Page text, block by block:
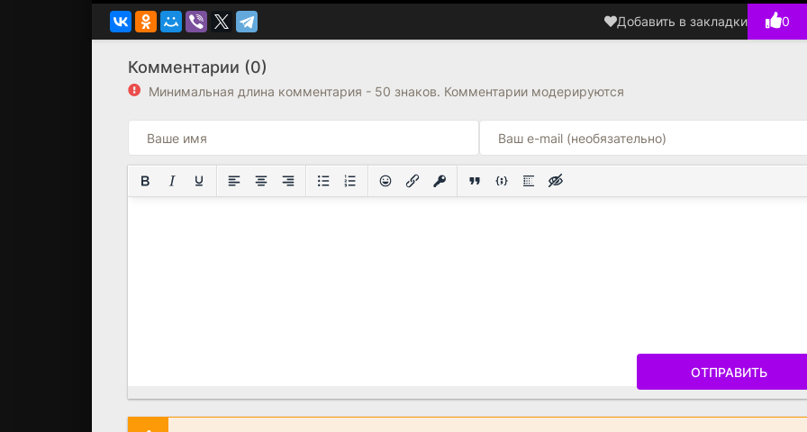
Добавить в закладки 0
Комментарии (0)
Минимальная длина комментария - 50 знаков. Комментарии модерируются
ОТПРАВИТЬ